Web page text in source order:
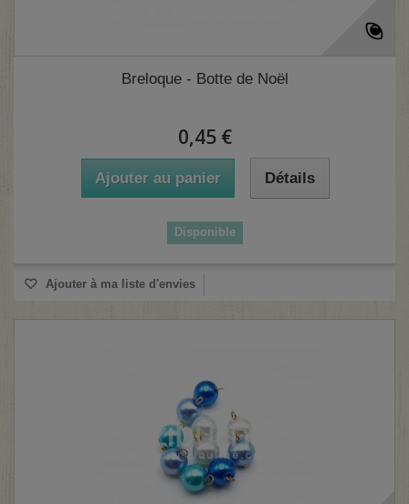
Breloque - Botte de Noël
0,45 €
Ajouter au panier Détails
Disponible
Ajouter à ma liste d'envies